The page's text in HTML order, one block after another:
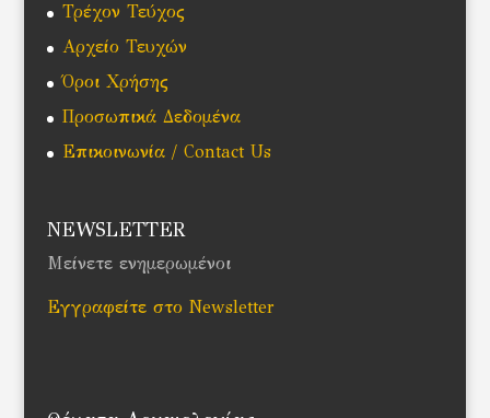
Τρέχον Τεύχος
Αρχείο Τευχών
Όροι Χρήσης
Προσωπικά Δεδομένα
Επικοινωνία / Contact Us
NEWSLETTER
Μείνετε ενημερωμένοι
Εγγραφείτε στο Newsletter